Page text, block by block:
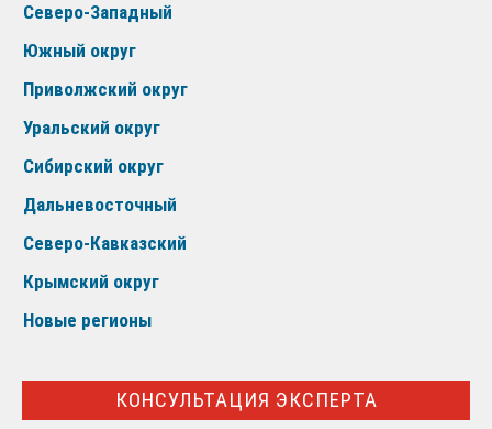
Северо-Западный
Южный округ
Приволжский округ
Уральский округ
Сибирский округ
Дальневосточный
Северо-Кавказский
Крымский округ
Новые регионы
КОНСУЛЬТАЦИЯ ЭКСПЕРТА